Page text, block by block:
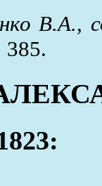
В.А.,
385.